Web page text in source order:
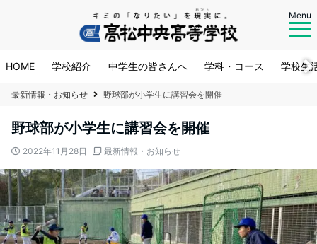
Menu
HOME 学校紹介 中学生の皆さんへ 学科・コース 学校生
最新情報・お知らせ 野球部が小学生に講習会を開催
野球部が小学生に講習会を開催
2022年11月28日 最新情報・お知らせ